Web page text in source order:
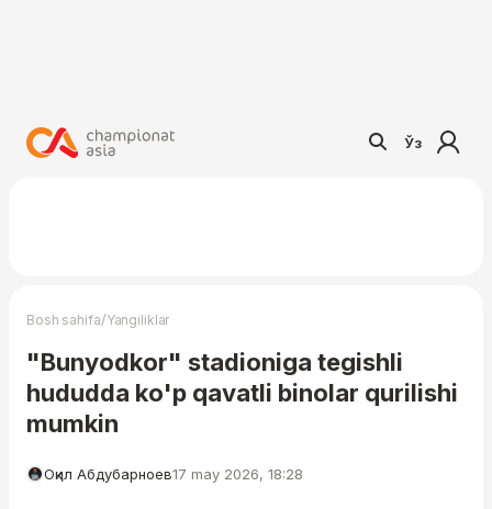
Ўз
Bosh sahifa/Yangiliklar
"Bunyodkor" stadioniga tegishli
hududda ko'p qavatli binolar qurilishi
mumkin
Оқил Абдубарноев17 may 2026, 18:28